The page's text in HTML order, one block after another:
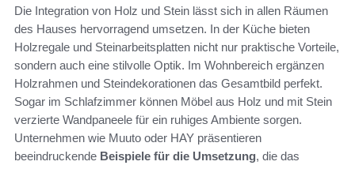
Die Integration von Holz und Stein lässt sich in allen Räumen
des Hauses hervorragend umsetzen. In der Küche bieten
Holzregale und Steinarbeitsplatten nicht nur praktische Vorteile,
sondern auch eine stilvolle Optik. Im Wohnbereich ergänzen
Holzrahmen und Steindekorationen das Gesamtbild perfekt.
Sogar im Schlafzimmer können Möbel aus Holz und mit Stein
verzierte Wandpaneele für ein ruhiges Ambiente sorgen.
Unternehmen wie Muuto oder HAY präsentieren
beeindruckende Beispiele für die Umsetzung, die das